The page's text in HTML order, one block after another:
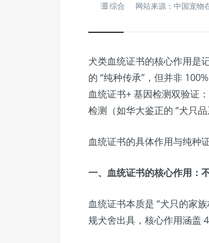
综合 网站来源：中国宠物
犬类血统证书的核心作用是
的 “纯种传承”，但并非
血统证书+ 基因检测双验证
检测（如华大鉴正的 “犬只
血统证书的具体作用与纯种
一、血统证书的核心作用：
血统证书本质是 “犬只的家
规犬舍出具，核心作用涵盖 4